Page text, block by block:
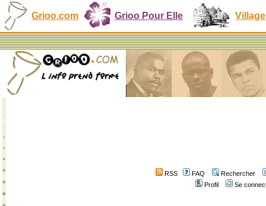
Grioo.com Grioo Pour Elle Village
RSS FAQ
Rechercher
Profil
Se